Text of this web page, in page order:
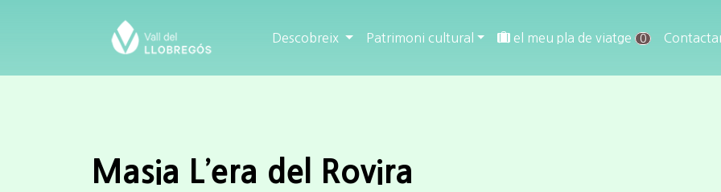
Descobreix Patrimoni cultural el meu pla de viatge 0
Masia L’era del Rovira